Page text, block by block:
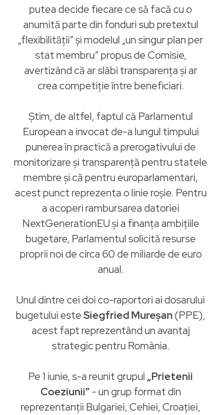
putea decide fiecare ce să facă cu o
anumită parte din fonduri sub pretextul
„flexibilității” și modelul „un singur plan per
stat membru” propus de Comisie,
avertizând că ar slăbi transparența și ar
crea competiție între beneficiari.
Știm, de altfel, faptul că Parlamentul
European a invocat de-a lungul timpului
punerea în practică a prerogativului de
monitorizare și transparență pentru statele
membre și că pentru europarlamentari,
acest punct reprezenta o linie roșie. Pentru
a acoperi rambursarea datoriei
NextGenerationEU și a finanța ambițiile
bugetare, Parlamentul solicită resurse
proprii noi de circa 60 de miliarde de euro
anual.
Unul dintre cei doi co-raportori ai dosarului
bugetului esteSiegfried Mureșan (PPE),
acest fapt reprezentând un avantaj
strategic pentru România.
Pe 1 iunie, s-a reunit grupul „Prietenii
Coeziunii” - un grup format din
reprezentanții Bulgariei, Cehiei, Croației,